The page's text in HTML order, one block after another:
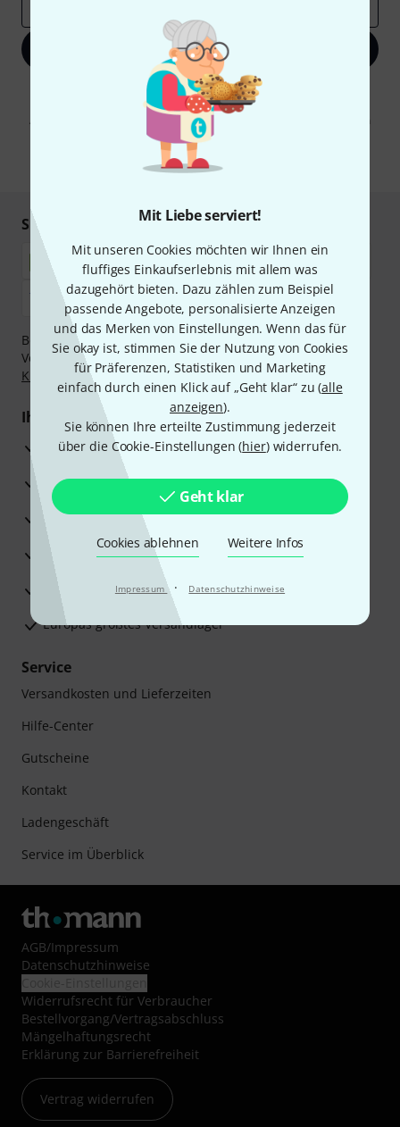
Mit Liebe serviert!
Mit unseren Cookies möchten wir Ihnen ein
fluffiges Einkaufserlebnis mit allem was
dazugehört bieten. Dazu zählen zum Beispiel
passende Angebote, personalisierte Anzeigen
und das Merken von Einstellungen. Wenn das für
Sie okay ist, stimmen Sie der Nutzung von Cookies
für Präferenzen, Statistiken und Marketing
einfach durch einen Klick auf „Geht klar“ zu (alle
anzeigen).
Sie können Ihre erteilte Zustimmung jederzeit
über die Cookie-Einstellungen (hier) widerrufen.
Geht klar
Cookies ablehnen Weitere Infos
Impressum · Datenschutzhinweise
Jetzt anmelden
Mit Klick auf „Jetzt anmelden“ stimmen Sie dem Erhalt von E-Mail-
Werbung und einer Messung des E-Mail-Nutzungsverhaltens zu. Die
Abmeldung ist jederzeit möglich. Weitere Informationen finden Sie in
unseren
Datenschutzhinweisen
* Pflichtfeld
Sicher einkaufen & bezahlen
Bezahlen Sie vertraulich und sicher per Nachnahme,
Vorkasse, PayPal, Amazon Pay,Klarna Sofort bezahlen,
Klarna Ratenzahlungoder Kreditkarte.
Ihre Vorteile
3 Jahre Thomann Garantie
30 Tage Money-Back-Garantie
Reparaturservice
Beratung durch Fachexperten
Zufriedenheitsgarantie
Europas größtes Versandlager
Service
Versandkosten und Lieferzeiten
Hilfe-Center
Gutscheine
Kontakt
Ladengeschäft
Service im Überblick
AGB/Impressum
Datenschutzhinweise
Widerrufsrecht für Verbraucher
Bestellvorgang/Vertragsabschluss
Mängelhaftungsrecht
Erklärung zur Barrierefreiheit
Vertrag widerrufen